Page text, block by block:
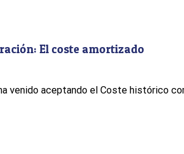
El coste amortizado
venido aceptando el Coste histórico